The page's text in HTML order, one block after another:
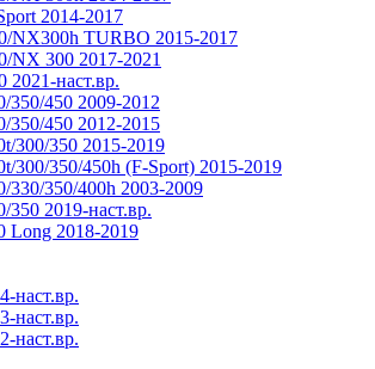
2014-2017
NX300h TURBO 2015-2017
NX 300 2017-2021
2021-наст.вр.
350/450 2009-2012
350/450 2012-2015
300/350 2015-2019
300/350/450h (F-Sport) 2015-2019
330/350/400h 2003-2009
350 2019-наст.вр.
Long 2018-2019
наст.вр.
наст.вр.
наст.вр.